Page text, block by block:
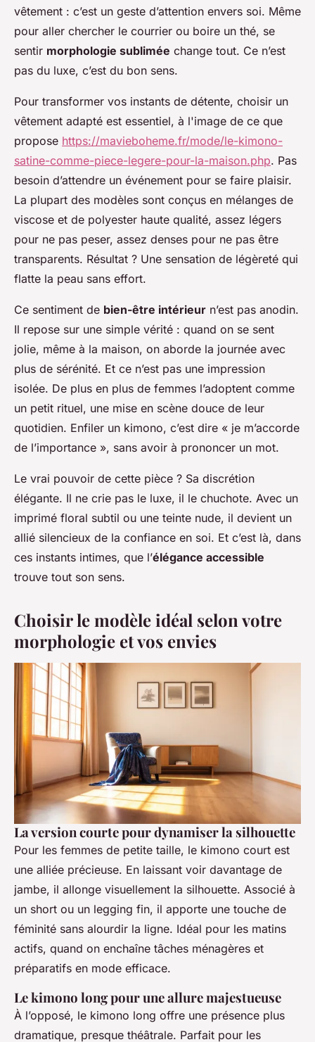
vêtement : c’est un geste d’attention envers soi. Même
pour aller chercher le courrier ou boire un thé, se
sentir morphologie sublimée change tout. Ce n’est
pas du luxe, c’est du bon sens.
Pour transformer vos instants de détente, choisir un
vêtement adapté est essentiel, à l'image de ce que
propose https://mavieboheme.fr/mode/le-kimono-
satine-comme-piece-legere-pour-la-maison.php. Pas
besoin d’attendre un événement pour se faire plaisir.
La plupart des modèles sont conçus en mélanges de
viscose et de polyester haute qualité, assez légers
pour ne pas peser, assez denses pour ne pas être
transparents. Résultat ? Une sensation de légèreté qui
flatte la peau sans effort.
Ce sentiment de bien-être intérieur n’est pas anodin.
Il repose sur une simple vérité : quand on se sent
jolie, même à la maison, on aborde la journée avec
plus de sérénité. Et ce n’est pas une impression
isolée. De plus en plus de femmes l’adoptent comme
un petit rituel, une mise en scène douce de leur
quotidien. Enfiler un kimono, c’est dire « je m’accorde
de l’importance », sans avoir à prononcer un mot.
Le vrai pouvoir de cette pièce ? Sa discrétion
élégante. Il ne crie pas le luxe, il le chuchote. Avec un
imprimé floral subtil ou une teinte nude, il devient un
allié silencieux de la confiance en soi. Et c’est là, dans
ces instants intimes, que l’élégance accessible
trouve tout son sens.
Choisir le modèle idéal selon votre
morphologie et vos envies
La version courte pour dynamiser la silhouette
Pour les femmes de petite taille, le kimono court est
une alliée précieuse. En laissant voir davantage de
jambe, il allonge visuellement la silhouette. Associé à
un short ou un legging fin, il apporte une touche de
féminité sans alourdir la ligne. Idéal pour les matins
actifs, quand on enchaîne tâches ménagères et
préparatifs en mode efficace.
Le kimono long pour une allure majestueuse
À l’opposé, le kimono long offre une présence plus
dramatique, presque théâtrale. Parfait pour les